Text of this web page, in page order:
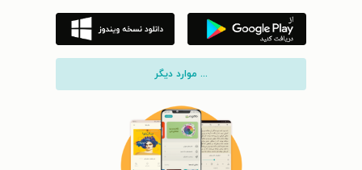
... موارد دیگر